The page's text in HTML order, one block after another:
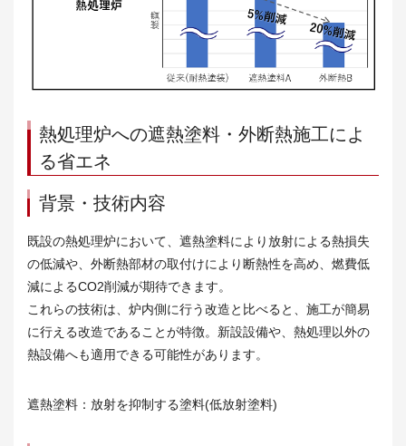
熱処理炉への遮熱塗料・外断熱施工によ
る省エネ
背景・技術内容
既設の熱処理炉において、遮熱塗料により放射による熱損失
の低減や、外断熱部材の取付けにより断熱性を高め、燃費低
減によるCO2削減が期待できます。
これらの技術は、炉内側に行う改造と比べると、施工が簡易
に行える改造であることが特徴。新設設備や、熱処理以外の
熱設備へも適用できる可能性があります。
遮熱塗料：放射を抑制する塗料(低放射塗料)